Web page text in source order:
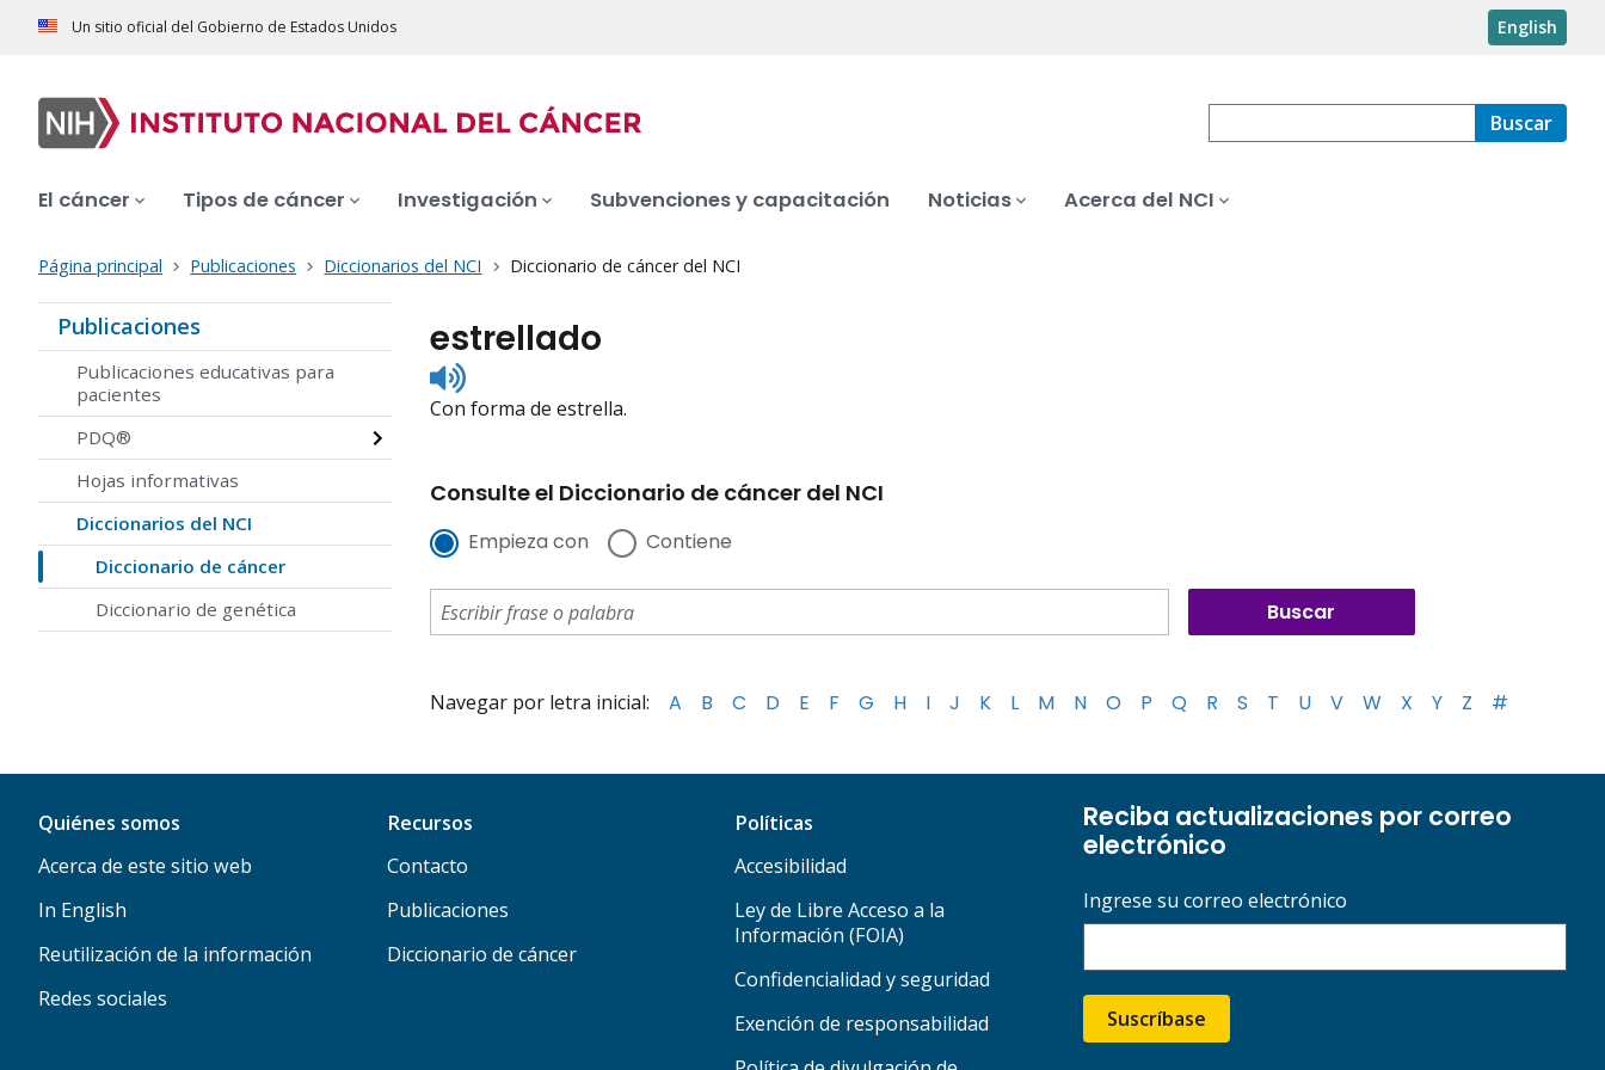
Un sitio oficial del Gobierno de Estados Unidos English
Buscar
El cáncer Tipos de cáncer Investigación Subvenciones y capacitación Noticias Acerca del NCI
Página principal Publicaciones Diccionarios del NCI Diccionario de cáncer del NCI
Publicaciones
Publicaciones educativas para
pacientes
PDQ®
Hojas informativas
Diccionarios del NCI
Diccionario de cáncer
Diccionario de genética
estrellado
Listen
to
pronunciation
Con forma de estrella.
Consulte el Diccionario de cáncer del NCI
Empieza con Contiene
Navegar por letra inicial: A B C D E F G H I J K L M N O P Q R S T U V W X Y Z #
Quiénes somos
Acerca de este sitio web
In English
Reutilización de la información
Redes sociales
Recursos
Contacto
Publicaciones
Diccionario de cáncer
Políticas
Accesibilidad
Ley de Libre Acceso a la
Información (FOIA)
Confidencialidad y seguridad
Exención de responsabilidad
Reciba actualizaciones por correo
electrónico
Ingrese su correo electrónico
Suscríbase